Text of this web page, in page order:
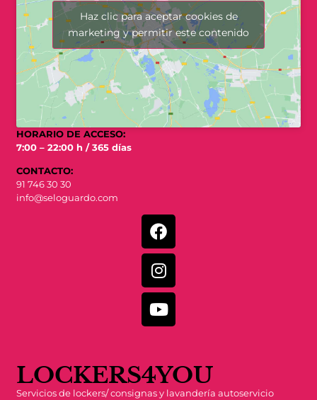
Haz clic para aceptar cookies de
marketing y permitir este contenido
HORARIO DE ACCESO:
7:00 – 22:00 h / 365 días
CONTACTO:
91 746 30 30
info@seloguardo.com
LOCKERS4YOU
Servicios de lockers/ consignas y lavandería autoservicio